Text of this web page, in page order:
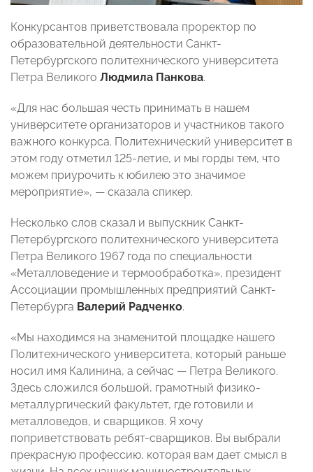
Конкурсантов приветствовала проректор по
образовательной деятельности Санкт-
Петербургского политехнического университета
Петра Великого Людмила Панкова.
«Для нас большая честь принимать в нашем
университете организаторов и участников такого
важного конкурса. Политехнический университет в
этом году отметил 125-летие, и мы горды тем, что
можем приурочить к юбилею это значимое
мероприятие», — сказала спикер.
Несколько слов сказал и выпускник Санкт-
Петербургского политехнического университета
Петра Великого 1967 года по специальности
«Металловедение и термообработка», президент
Ассоциации промышленных предприятий Санкт-
Петербурга Валерий Радченко.
«Мы находимся на знаменитой площадке нашего
Политехнического университета, который раньше
носил имя Калинина, а сейчас — Петра Великого.
Здесь сложился большой, грамотный физико-
металлургический факультет, где готовили и
металловедов, и сварщиков. Я хочу
поприветствовать ребят-сварщиков. Вы выбрали
прекрасную профессию, которая вам дает смысл в